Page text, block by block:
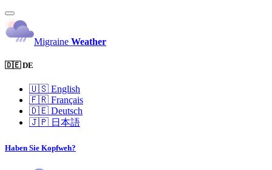
Migraine Weather
🇩🇪 DE
🇺🇸 English
🇫🇷 Français
🇩🇪 Deutsch
🇯🇵 日本語
Haben Sie Kopfweh?